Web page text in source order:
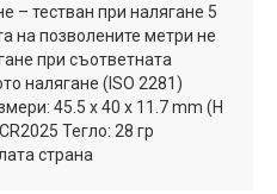
– тестван при налягане 5
на позволените метри не
при съответната
налягане (ISO 2281)
45.5 x 40 x 11.7 mm (H
Тегло: 28 гр
страна